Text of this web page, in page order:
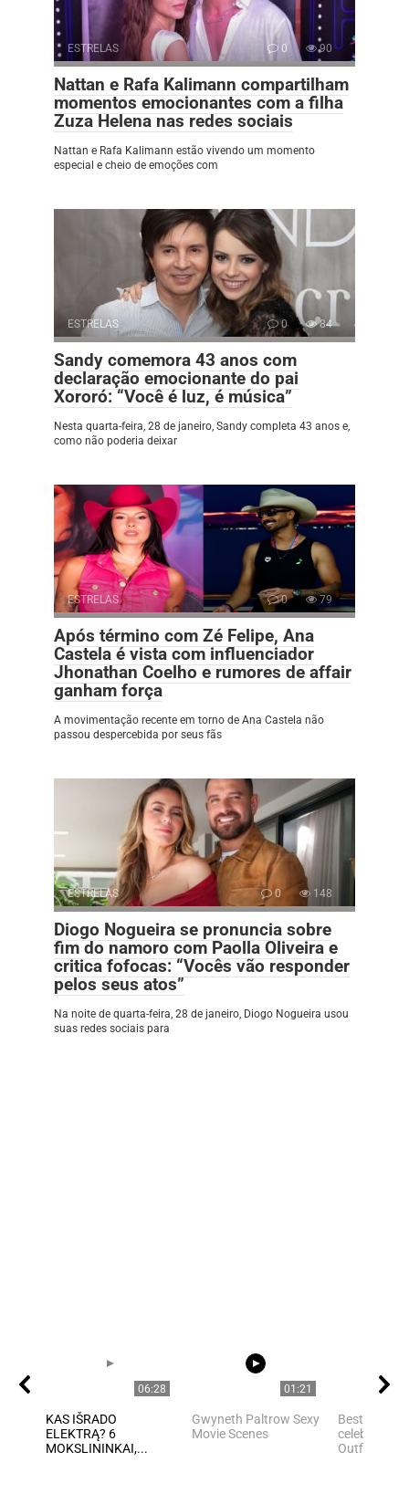
ESTRELAS 0 90
Nattan e Rafa Kalimann compartilham
momentos emocionantes com a filha
Zuza Helena nas redes sociais
Nattan e Rafa Kalimann estão vivendo um momento
especial e cheio de emoções com
ESTRELAS 0 84
Sandy comemora 43 anos com
declaração emocionante do pai
Xororó: “Você é luz, é música”
Nesta quarta-feira, 28 de janeiro, Sandy completa 43 anos e,
como não poderia deixar
ESTRELAS 0 79
Após término com Zé Felipe, Ana
Castela é vista com influenciador
Jhonathan Coelho e rumores de affair
ganham força
A movimentação recente em torno de Ana Castela não
passou despercebida por seus fãs
ESTRELAS 0 148
Diogo Nogueira se pronuncia sobre
fim do namoro com Paolla Oliveira e
critica fofocas: “Vocês vão responder
pelos seus atos”
Na noite de quarta-feira, 28 de janeiro, Diogo Nogueira usou
suas redes sociais para
06:28
KAS IŠRADO
ELEKTRĄ? 6
MOKSLININKAI,...
01:21
Gwyneth Paltrow Sexy
Movie Scenes
Best
celebrities
Outfit Ideas